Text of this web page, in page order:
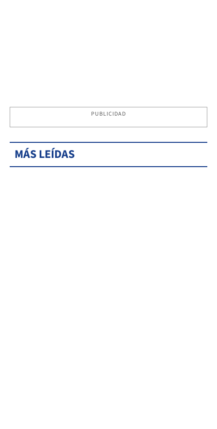
PUBLICIDAD
MÁS LEÍDAS